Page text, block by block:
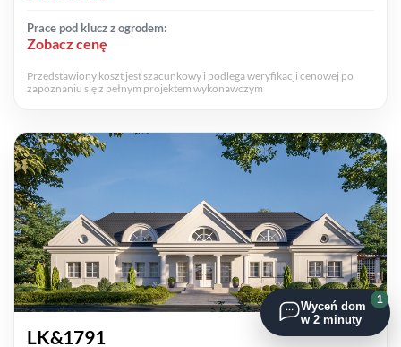
Prace pod klucz z ogrodem:
Zobacz cenę
Przedstawiony koszt jest szacunkowy i podlega weryfikacji cenowej po
zapoznaniu się z pełnym projektem wykonawczym
LK&1791
1
Wyceń dom
w 2 minuty